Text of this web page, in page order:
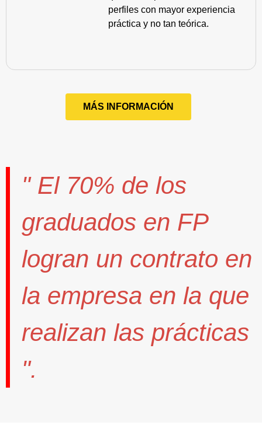
perfiles con mayor experiencia
práctica y no tan teórica.
MÁS INFORMACIÓN
" El 70% de los
graduados en FP
logran un contrato en
la empresa en la que
realizan las prácticas
".